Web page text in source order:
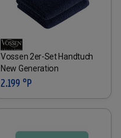
Vossen 2er-Set Handtuch
New Generation
2.199 °P